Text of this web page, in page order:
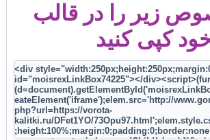
زیر را در قالب
کپی کنید